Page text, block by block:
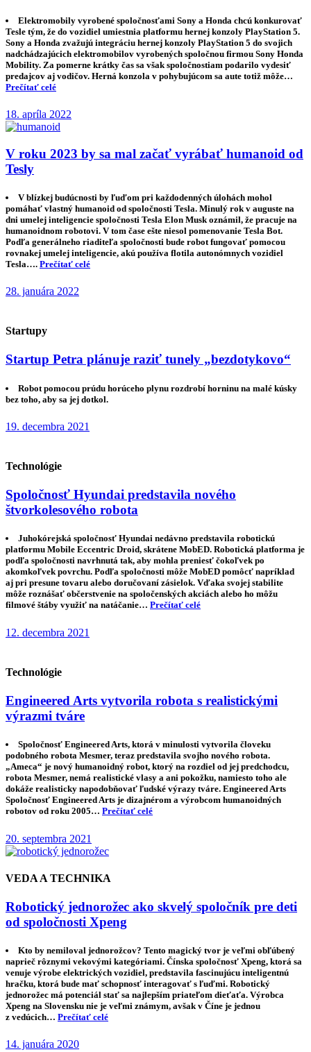
Elektromobily vyrobené spoločnosťami Sony a Honda chcú konkurovať
Tesle tým, že do vozidiel umiestnia platformu hernej konzoly PlayStation 5.
Sony a Honda zvažujú integráciu hernej konzoly PlayStation 5 do svojich
nadchádzajúcich elektromobilov vyrobených spoločnou firmou Sony Honda
Mobility. Za pomerne krátky čas sa však spoločnostiam podarilo vydesiť
predajcov aj vodičov. Herná konzola v pohybujúcom sa aute totiž môže…
Prečítať celé
18. apríla 2022
V roku 2023 by sa mal začať vyrábať humanoid od
Tesly
V blízkej budúcnosti by ľuďom pri každodenných úlohách mohol
pomáhať vlastný humanoid od spoločnosti Tesla. Minulý rok v auguste na
dni umelej inteligencie spoločnosti Tesla Elon Musk oznámil, že pracuje na
humanoidnom robotovi. V tom čase ešte niesol pomenovanie Tesla Bot.
Podľa generálneho riaditeľa spoločnosti bude robot fungovať pomocou
rovnakej umelej inteligencie, akú používa flotila autonómnych vozidiel
Tesla…. Prečítať celé
28. januára 2022
Startupy
Startup Petra plánuje raziť tunely „bezdotykovo“
Robot pomocou prúdu horúceho plynu rozdrobí horninu na malé kúsky
bez toho, aby sa jej dotkol.
19. decembra 2021
Technológie
Spoločnosť Hyundai predstavila nového
štvorkolesového robota
Juhokórejská spoločnosť Hyundai nedávno predstavila robotickú
platformu Mobile Eccentric Droid, skrátene MobED. Robotická platforma je
podľa spoločnosti navrhnutá tak, aby mohla preniesť čokoľvek po
akomkoľvek povrchu. Podľa spoločnosti môže MobED pomôcť napríklad
aj pri presune tovaru alebo doručovaní zásielok. Vďaka svojej stabilite
môže roznášať občerstvenie na spoločenských akciách alebo ho môžu
filmové štáby využiť na natáčanie… Prečítať celé
12. decembra 2021
Technológie
Engineered Arts vytvorila robota s realistickými
výrazmi tváre
Spoločnosť Engineered Arts, ktorá v minulosti vytvorila človeku
podobného robota Mesmer, teraz predstavila svojho nového robota.
„Ameca“ je nový humanoidný robot, ktorý na rozdiel od jej predchodcu,
robota Mesmer, nemá realistické vlasy a ani pokožku, namiesto toho ale
dokáže realisticky napodobňovať ľudské výrazy tváre. Engineered Arts
Spoločnosť Engineered Arts je dizajnérom a výrobcom humanoidných
robotov od roku 2005… Prečítať celé
20. septembra 2021
VEDA A TECHNIKA
Robotický jednorožec ako skvelý spoločník pre deti
od spoločnosti Xpeng
Kto by nemiloval jednorožcov? Tento magický tvor je veľmi obľúbený
naprieč rôznymi vekovými kategóriami. Čínska spoločnosť Xpeng, ktorá sa
venuje výrobe elektrických vozidiel, predstavila fascinujúcu inteligentnú
hračku, ktorá bude mať schopnosť interagovať s ľuďmi. Robotický
jednorožec má potenciál stať sa najlepším priateľom dieťaťa. Výrobca
Xpeng na Slovensku nie je veľmi známym, avšak v Číne je jednou
z vedúcich… Prečítať celé
14. januára 2020